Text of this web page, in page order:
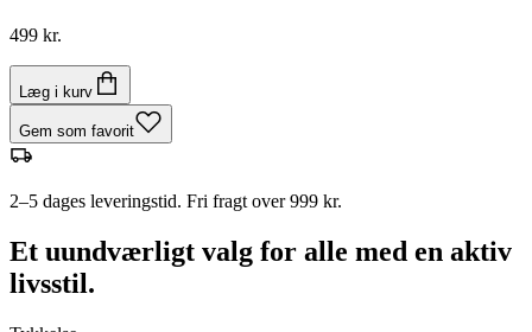
499 kr.
Læg i kurv
Gem som favorit
2–5 dages leveringstid. Fri fragt over 999 kr.
Et uundværligt valg for alle med en aktiv
livsstil.